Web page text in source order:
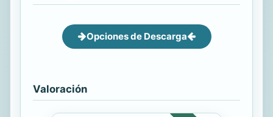
Opciones de Descarga
Valoración